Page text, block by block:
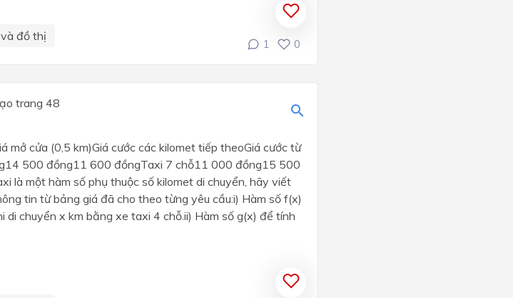
đồ thị
1 0
trang 48
mở cửa (0,5 km)Giá cước các kilomet tiếp theoGiá cước từ
500 đồng11 600 đồngTaxi 7 chỗ11 000 đồng15 500
là một hàm số phụ thuộc số kilomet di chuyển, hãy viết
tin từ bảng giá đã cho theo từng yêu cầu:i) Hàm số f(x)
chuyển x km bằng xe taxi 4 chỗ.ii) Hàm số g(x) để tính